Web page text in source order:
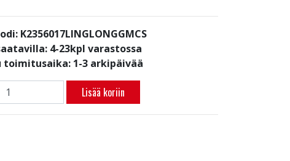
K2356017LINGLONGGMCS
4-23kpl varastossa
1-3 arkipäivää
Lisää koriin